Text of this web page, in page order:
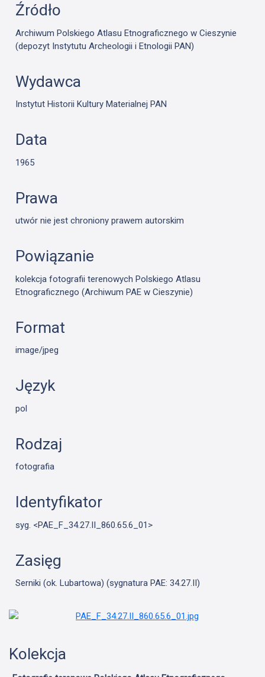
Źródło
Archiwum Polskiego Atlasu Etnograficznego w Cieszynie
(depozyt Instytutu Archeologii i Etnologii PAN)
Wydawca
Instytut Historii Kultury Materialnej PAN
Data
1965
Prawa
utwór nie jest chroniony prawem autorskim
Powiązanie
kolekcja fotografii terenowych Polskiego Atlasu
Etnograficznego (Archiwum PAE w Cieszynie)
Format
image/jpeg
Język
pol
Rodzaj
fotografia
Identyfikator
syg. <PAE_F_34.27.II_860.65.6_01>
Zasięg
Serniki (ok. Lubartowa) (sygnatura PAE: 34.27.II)
Kolekcja